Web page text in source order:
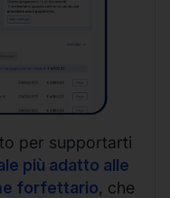
per supportarti
più adatto alle
forfettario, che